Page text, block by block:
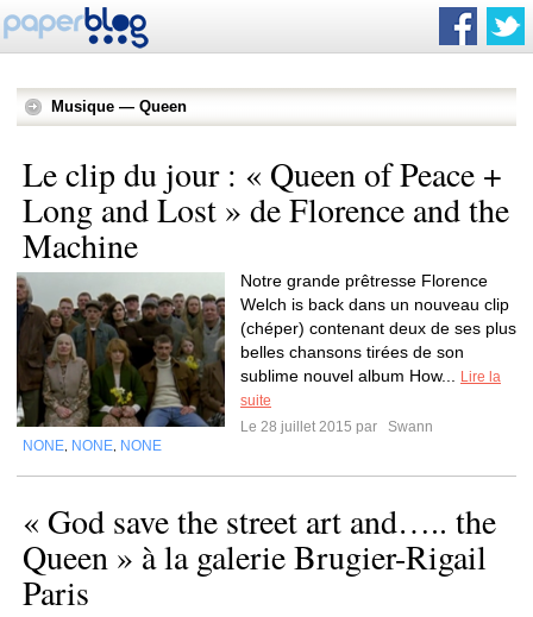
Musique — Queen
Le clip du jour : « Queen of Peace +
Long and Lost » de Florence and the
Machine
Notre grande prêtresse Florence
Welch is back dans un nouveau clip
(chéper) contenant deux de ses plus
belles chansons tirées de son
sublime nouvel album How...
Lire la
suite
Le 28 juillet 2015 par
Swann
NONE NONE NONE
« God save the street art and….. the
Queen » à la galerie Brugier-Rigail
Paris